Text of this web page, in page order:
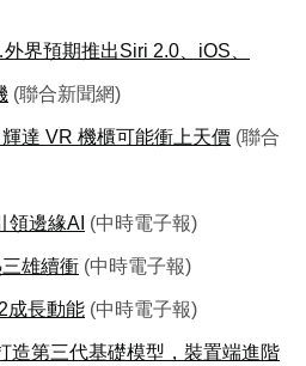
界預期推出Siri 2.0、iOS、
(聯合新聞網)
達 VR 機櫃可能衝上天價 (聯合
領邊緣AI (中時電子報)
雄續衝 (中時電子報)
成長動能 (中時電子報)
造第三代基礎模型，裝置端進階